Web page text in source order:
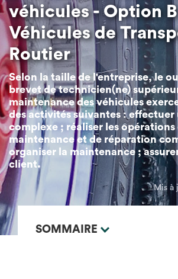
véhicules - Option
Véhicules de
Routier
Selon la taille de l'entreprise, le
brevet de technicien(ne)
maintenance des véhicules
des activités suivantes :
complexe ; réaliser les opérations
maintenance et de réparation
organiser la maintenance ;
client.
Mis à
SOMMAIRE